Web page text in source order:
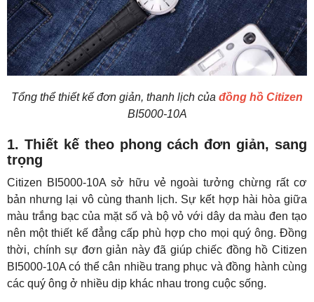
Tổng thể thiết kế đơn giản, thanh lịch của đồng hồ Citizen
BI5000-10A
1. Thiết kế theo phong cách đơn giản, sang
trọng
Citizen BI5000-10A sở hữu vẻ ngoài tưởng chừng rất cơ
bản nhưng lại vô cùng thanh lịch. Sự kết hợp hài hòa giữa
màu trắng bạc của mặt số và bộ vỏ với dây da màu đen tạo
nên một thiết kế đẳng cấp phù hợp cho mọi quý ông. Đồng
thời, chính sự đơn giản này đã giúp chiếc đồng hồ Citizen
BI5000-10A có thể cân nhiều trang phục và đồng hành cùng
các quý ông ở nhiều dịp khác nhau trong cuộc sống.